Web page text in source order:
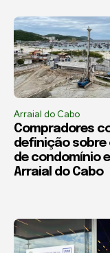
Arraial do Cabo
Compradores
definição sobre
de condomínio
Arraial do Cabo